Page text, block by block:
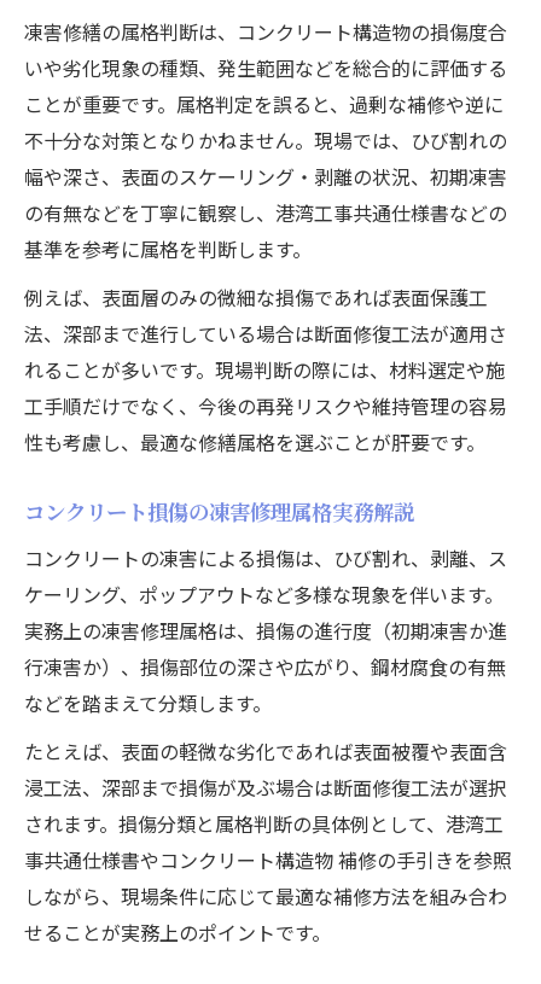
解説
補修対策施工マニュアルに基づく凍害修繕
手法
凍害 修繕現場で知っておきたい属格ポイン
ト
橋梁定期点検要領を活かした修繕計画の立
現場で活かす凍害修理属格の最新知識
現場実践で求められる凍害修理属格の知識
凍害修繕属格の最新基準と技術的背景を解
説
係
補修マニュアルから見る凍害修理の属格選
定
最新の港湾工事共通仕様書が示す属格要点
属格選定ならコンクリート劣化対策が肝心
コンクリート劣化状況から属格選定する方
法
凍害修繕で重視すべき劣化対策のポイント
劣化メカニズム別の修理属格活用例を紹介
補修の手引きを使った属格別対策ガイド
港湾工事仕様書に基づく劣化判定と修繕法
凍害修繕の属格判断は、コンクリート構造物の損傷度合
いや劣化現象の種類、発生範囲などを総合的に評価する
ことが重要です。属格判定を誤ると、過剰な補修や逆に
不十分な対策となりかねません。現場では、ひび割れの
幅や深さ、表面のスケーリング・剥離の状況、初期凍害
の有無などを丁寧に観察し、港湾工事共通仕様書などの
基準を参考に属格を判断します。
例えば、表面層のみの微細な損傷であれば表面保護工
法、深部まで進行している場合は断面修復工法が適用さ
れることが多いです。現場判断の際には、材料選定や施
工手順だけでなく、今後の再発リスクや維持管理の容易
性も考慮し、最適な修繕属格を選ぶことが肝要です。
コンクリート損傷の凍害修理属格実務解説
コンクリートの凍害による損傷は、ひび割れ、剥離、ス
ケーリング、ポップアウトなど多様な現象を伴います。
実務上の凍害修理属格は、損傷の進行度（初期凍害か進
行凍害か）、損傷部位の深さや広がり、鋼材腐食の有無
などを踏まえて分類します。
たとえば、表面の軽微な劣化であれば表面被覆や表面含
浸工法、深部まで損傷が及ぶ場合は断面修復工法が選択
されます。損傷分類と属格判断の具体例として、港湾工
事共通仕様書やコンクリート構造物 補修の手引きを参照
しながら、現場条件に応じて最適な補修方法を組み合わ
せることが実務上のポイントです。